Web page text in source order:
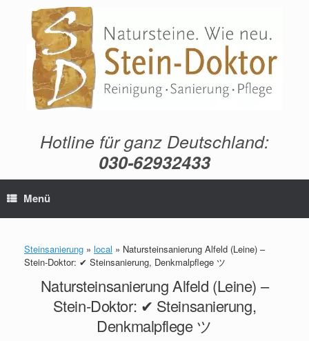
springen
Hotline für ganz Deutschland:
030-62932433
Menü
Steinsanierung » local » Natursteinsanierung Alfeld (Leine) –
Stein-Doktor: ✔ Steinsanierung, Denkmalpflege ツ
Natursteinsanierung Alfeld (Leine) –
Stein-Doktor: ✔ Steinsanierung,
Denkmalpflege ツ